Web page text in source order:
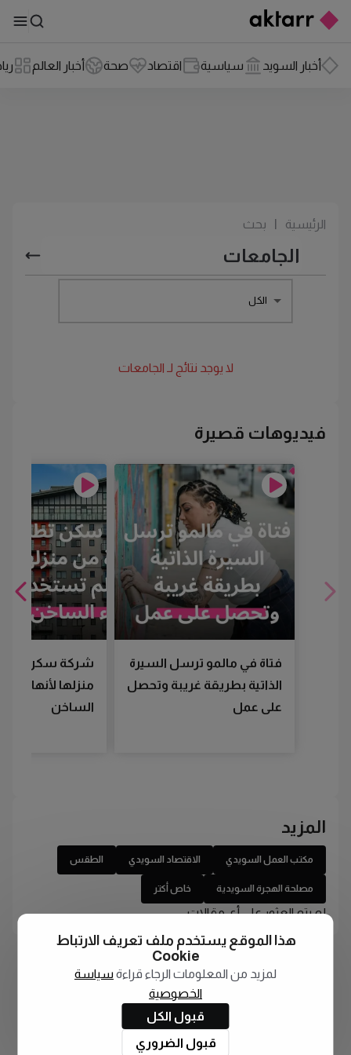
أخبار السويد سياسية اقتصاد صحة أخبار العالم
الرئيسية بحث
الكل
لا يوجد نتائج لـ الجامعات
فيديوهات قصيرة
فتاة في مالمو ترسل السيرة
الذاتية بطريقة غريبة وتحصل
على عمل
شركة سكن
منزلها لأنها لم
الساخن
المزيد
مكتب العمل السويدي الاقتصاد السويدي الطقس
مصلحة الهجرة السويدية خاص أكتر
لم يتم العثور على أي مقالات
هذا الموقع يستخدم ملف تعريف الارتباط
Cookie
لمزيد من المعلومات الرجاء قراءة سياسة
الخصوصية
قبول الكل
قبول الضروري